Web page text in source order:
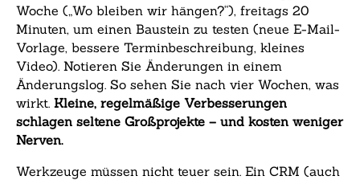
Woche („Wo bleiben wir hängen?“), freitags 20
Minuten, um einen Baustein zu testen (neue E-Mail-
Vorlage, bessere Terminbeschreibung, kleines
Video). Notieren Sie Änderungen in einem
Änderungslog. So sehen Sie nach vier Wochen, was
wirkt. Kleine, regelmäßige Verbesserungen
schlagen seltene Großprojekte – und kosten weniger
Nerven.
Werkzeuge müssen nicht teuer sein. Ein CRM (auch